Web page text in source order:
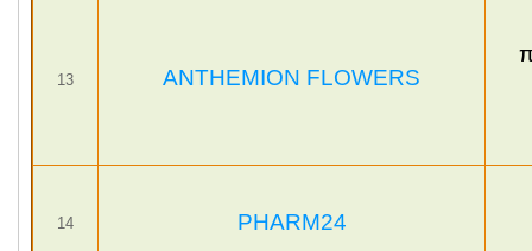
13 ANTHEMION FLOWERS
14 PHARM24